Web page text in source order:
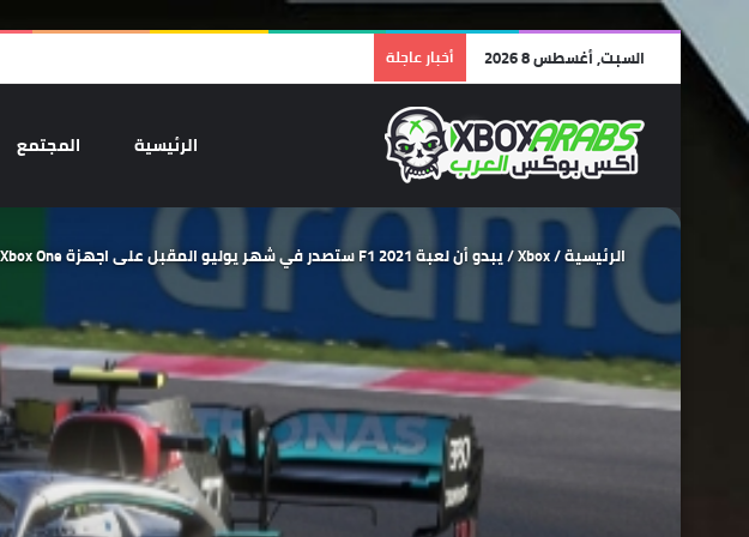
السبت, أغسطس 8 2026 أخبار عاجلة
الرئيسية المجتمع
الرئيسية/
Xbox
/يبدو أن لعبة F1 2021 ستصدر في شهر يوليو المقبل على اجهزة Xbox One و Xbox Series X